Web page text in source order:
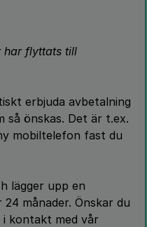
har flyttats till
erbjuda avbetalning
så önskas. Det är t.ex.
mobiltelefon fast du
lägger upp en
24 månader. Önskar du
kontakt med vår